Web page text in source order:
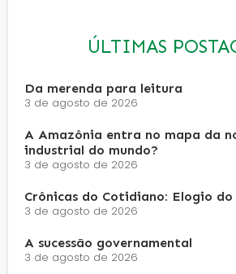
ÚLTIMAS
Da merenda para leitura
3 de agosto de 2026
A Amazônia entra no mapa da
industrial do mundo?
3 de agosto de 2026
Crônicas do Cotidiano: Elogio do
3 de agosto de 2026
A sucessão governamental
3 de agosto de 2026